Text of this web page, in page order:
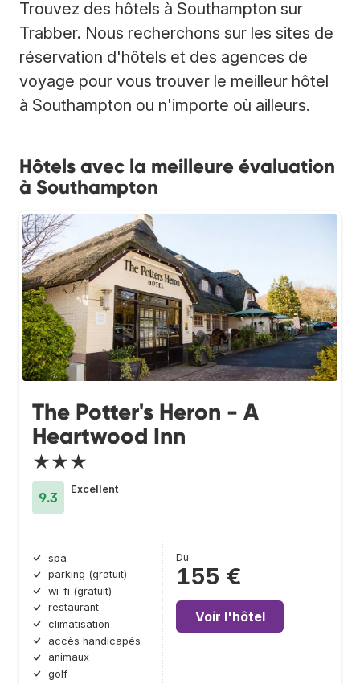
Trouvez des hôtels à Southampton sur
Trabber. Nous recherchons sur les sites de
réservation d'hôtels et des agences de
voyage pour vous trouver le meilleur hôtel
à Southampton ou n'importe où ailleurs.
Hôtels avec la meilleure évaluation
à Southampton
The Potter's Heron - A
Heartwood Inn
★★★
9.3
Excellent
spa
parking (gratuit)
wi-fi (gratuit)
restaurant
climatisation
accès handicapés
animaux
golf
Du
155 €
Voir l'hôtel